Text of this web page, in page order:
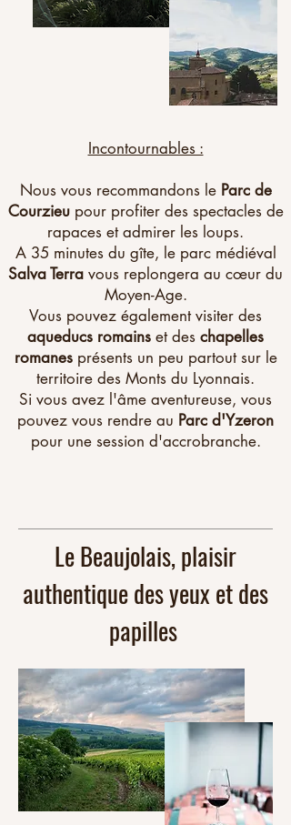
Incontournables :
Nous vous recommandons le Parc de
Courzieupour profiter des spectacles de
rapaces et admirer les loups.
A 35 minutes du gîte, le parc médiéval
Salva Terra vous replongera au cœur du
Moyen-Age.
Vous pouvez également visiter des
aqueducs romains et des chapelles
romanesprésents un peu partout sur le
territoire des Monts du Lyonnais.
Si vous avez l'âme aventureuse, vous
pouvez vous rendre au Parc d'Yzeron
pour une session d'accrobranche.
Le Beaujolais, plaisir
authentique des yeux et des
papilles